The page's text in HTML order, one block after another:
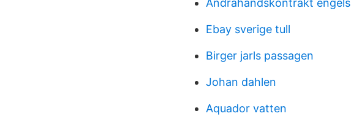
Andrahandskontrakt
Ebay sverige tull
Birger jarls passagen
Johan dahlen
Aquador vatten